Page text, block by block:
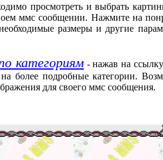
просмотреть и выбрать
ммс сообщении. Нажмите на
размеры и другие
категориям- нажав на
более подробные категории.
для своего ммс сообщения.